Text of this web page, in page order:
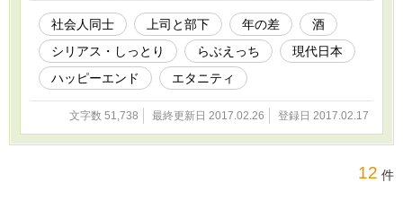
社会人同士 上司と部下 年の差
酒
シリアス・しっとり
らぶえっち
現代日本
ハッピーエンド
エタニティ
文字数 51,738 最終更新日 2017.02.26 登録日 2017.02.17
12 件